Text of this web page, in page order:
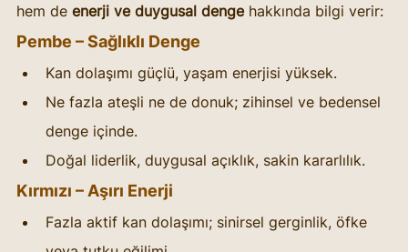
hem de enerji ve duygusal denge hakkında bilgi verir:
Pembe – Sağlıklı Denge
Kan dolaşımı güçlü, yaşam enerjisi yüksek.
Ne fazla ateşli ne de donuk; zihinsel ve bedensel
denge içinde.
Doğal liderlik, duygusal açıklık, sakin kararlılık.
Kırmızı – Aşırı Enerji
Fazla aktif kan dolaşımı; sinirsel gerginlik, öfke